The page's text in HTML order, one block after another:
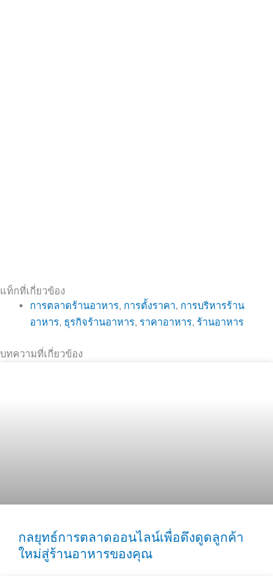
แท็กที่เกี่ยวข้อง
การตลาดร้านอาหาร, การตั้งราคา, การบริหารร้าน
อาหาร, ธุรกิจร้านอาหาร, ราคาอาหาร, ร้านอาหาร
บทความที่เกี่ยวข้อง
กลยุทธ์การตลาดออนไลน์เพื่อดึงดูดลูกค้า
ใหม่สู่ร้านอาหารของคุณ